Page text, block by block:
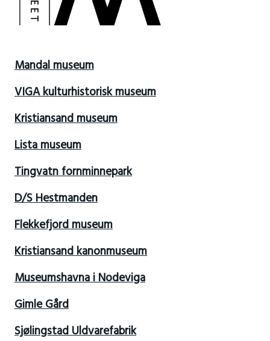
Mandal museum
VIGA kulturhistorisk museum
Kristiansand museum
Lista museum
Tingvatn fornminnepark
D/S Hestmanden
Flekkefjord museum
Kristiansand kanonmuseum
Museumshavna i Nodeviga
Gimle Gård
Sjølingstad Uldvarefabrik